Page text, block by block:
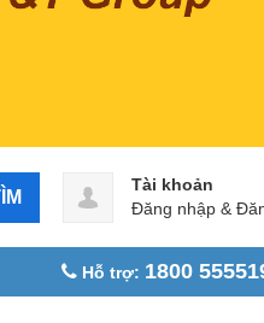
Tài khoản
Đăng nhập &
Hỗ trợ: 1800